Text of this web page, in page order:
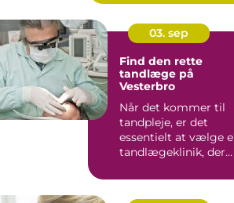
03. sep
Find den rette
tandlæge på
Vesterbro
Når det kommer til
tandpleje, er det
essentielt at vælge
tandlægeklinik, der